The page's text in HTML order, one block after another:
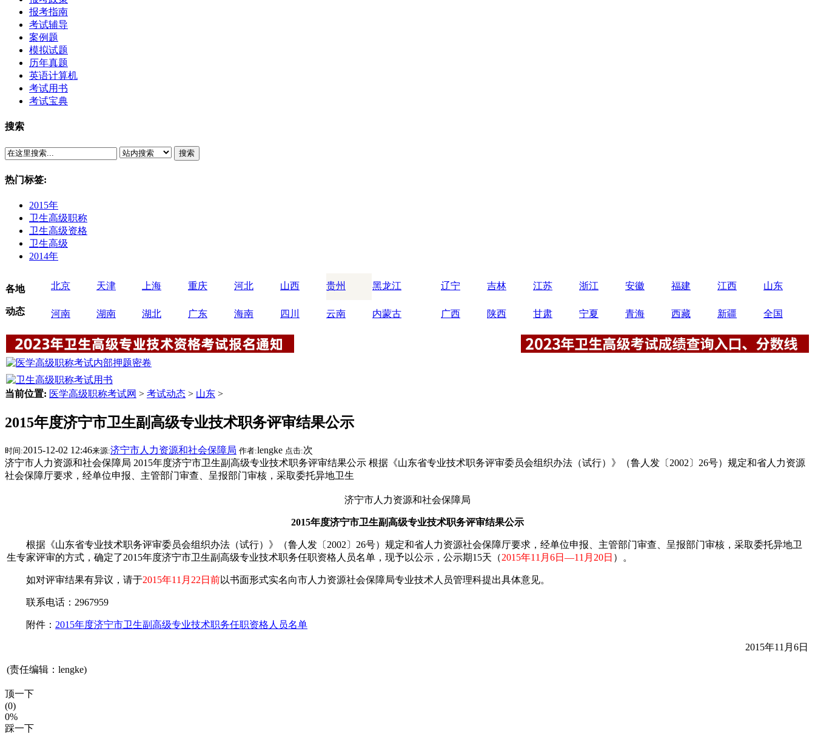
报考指南
考试辅导
案例题
模拟试题
历年真题
英语计算机
考试用书
考试宝典
搜索
搜索
热门标签:
2015年
卫生高级职称
卫生高级资格
卫生高级
2014年
各地
动态
北京 天津 上海 重庆 河北 山西 贵州 黑龙江 辽宁 吉林 江苏 浙江 安徽 福建 江西 山东
河南 湖南 湖北 广东 海南 四川 云南 内蒙古 广西 陕西 甘肃 宁夏 青海 西藏 新疆 全国
当前位置: 医学高级职称考试网 > 考试动态 > 山东 >
2015年度济宁市卫生副高级专业技术职务评审结果公示
时间:2015-12-02 12:46来源:济宁市人力资源和社会保障局 作者:lengke 点击:次
济宁市人力资源和社会保障局 2015年度济宁市卫生副高级专业技术职务评审结果公示 根据《山东省专业技术职务评审委员会组织办法（试行）》（鲁人发〔2002〕26号）规定和省人力资源
社会保障厅要求，经单位申报、主管部门审查、呈报部门审核，采取委托异地卫生
济宁市人力资源和社会保障局
2015年度济宁市卫生副高级专业技术职务评审结果公示
根据《山东省专业技术职务评审委员会组织办法（试行）》（鲁人发〔2002〕26号）规定和省人力资源社会保障厅要求，经单位申报、主管部门审查、呈报部门审核，采取委托异地卫
生专家评审的方式，确定了2015年度济宁市卫生副高级专业技术职务任职资格人员名单，现予以公示，公示期15天（2015年11月6日—11月20日 ）。
如对评审结果有异议，请于2015年11月22日前以书面形式实名向市人力资源社会保障局专业技术人员管理科提出具体意见。
联系电话：2967959
附件： 2015年度济宁市卫生副高级专业技术职务任职资格人员名单
2015年11月6日
(责任编辑：lengke)
顶一下
(0)
0%
踩一下